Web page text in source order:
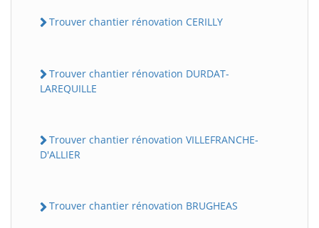
Trouver chantier rénovation CERILLY
Trouver chantier rénovation DURDAT-
LAREQUILLE
Trouver chantier rénovation VILLEFRANCHE-
D'ALLIER
Trouver chantier rénovation BRUGHEAS